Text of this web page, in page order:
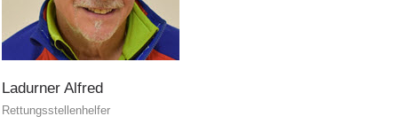
Ladurner Alfred
Rettungsstellenhelfer